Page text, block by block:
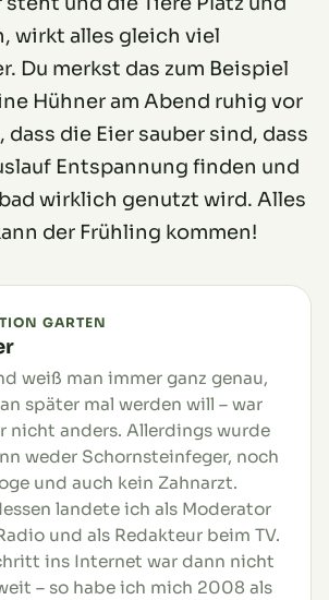
wirkt alles gleich viel
Du merkst das zum Beispiel
Hühner am Abend ruhig vor
die Eier sauber sind, dass
Entspannung finden und
wirklich genutzt wird. Alles
der Frühling kommen!
GARTEN
weiß man immer ganz genau,
später mal werden will – war
nicht anders. Allerdings wurde
weder Schornsteinfeger, noch
und auch kein Zahnarzt.
landete ich als Moderator
und als Redakteur beim TV.
ins Internet war dann nicht
– so habe ich mich 2008 als